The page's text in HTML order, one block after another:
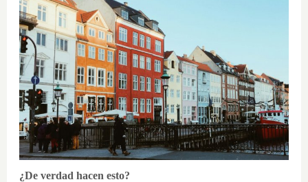
¿De verdad hacen esto?